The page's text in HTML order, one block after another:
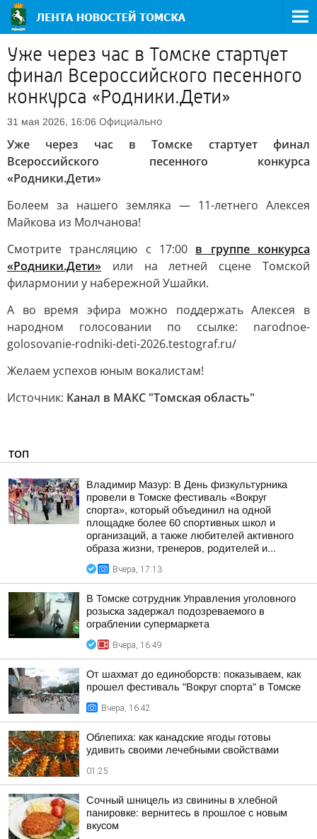
Уже через час в Томске стартует
финал Всероссийского песенного
конкурса «Родники.Дети»
31 мая 2026, 16:06 Официально
Уже через час в Томске стартует финал
Всероссийского песенного конкурса
«Родники.Дети»
Болеем за нашего земляка — 11-летнего Алексея
Майкова из Молчанова!
Смотрите трансляцию с 17:00 в группе конкурса
«Родники.Дети» или на летней сцене Томской
филармонии у набережной Ушайки.
А во время эфира можно поддержать Алексея в
народном голосовании по ссылке: narodnoe-
golosovanie-rodniki-deti-2026.testograf.ru/
Желаем успехов юным вокалистам!
Источник: Канал в МАКС "Томская область"
ТОП
Владимир Мазур: В День физкультурника
провели в Томске фестиваль «Вокруг
спорта», который объединил на одной
площадке более 60 спортивных школ и
организаций, а также любителей активного
образа жизни, тренеров, родителей и...
Вчера, 17:13
В Томске сотрудник Управления уголовного
розыска задержал подозреваемого в
ограблении супермаркета
Вчера, 16:49
От шахмат до единоборств: показываем, как
прошел фестиваль "Вокруг спорта" в Томске
Вчера, 16:42
Облепиха: как канадские ягоды готовы
удивить своими лечебными свойствами
01:25
Сочный шницель из свинины в хлебной
панировке: вернитесь в прошлое с новым
вкусом